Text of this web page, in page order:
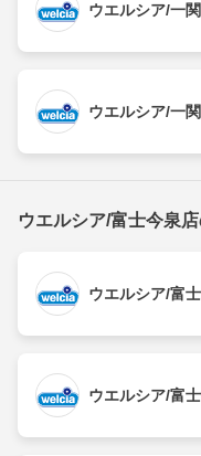
ウエルシア/一
ウエルシア/一
ウエルシア/富士今泉
ウエルシア/富
ウエルシア/富